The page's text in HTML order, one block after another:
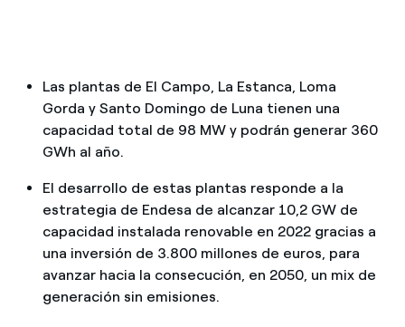
Ofertas para autónomos y Pymes
¿Gestionas varias comunidades de propietarios?
Las plantas de El Campo, La Estanca, Loma
Gorda y Santo Domingo de Luna tienen una
capacidad total de 98 MW y podrán generar 360
GWh al año.
El desarrollo de estas plantas responde a la
estrategia de Endesa de alcanzar 10,2 GW de
capacidad instalada renovable en 2022 gracias a
una inversión de 3.800 millones de euros, para
avanzar hacia la consecución, en 2050, un mix de
generación sin emisiones.